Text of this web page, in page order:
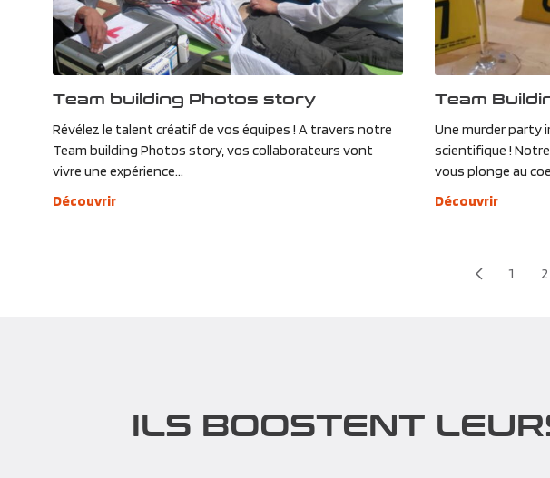
Team building Photos story
Révélez le talent créatif de vos équipes ! A travers notre
Team building Photos story, vos collaborateurs vont
vivre une expérience...
Découvrir
Team
Une murder party
scientifique !
vous plonge au
Découvrir
1 2
ILS BOOSTENT